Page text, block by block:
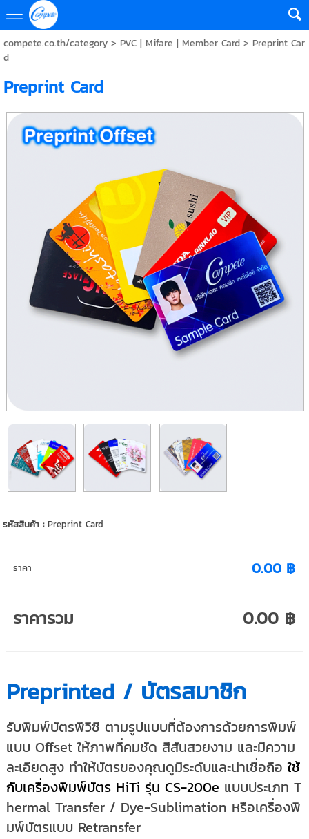
compete.co.th/category> PVC | Mifare | Member Card> Preprint Car
d
Preprint Card
รหัสสินค้า :Preprint Card
ราคา 0.00 ฿
ราคารวม 0.00 ฿
Preprinted / บัตรสมาชิก
รับพิมพ์บัตรพีวีซี ตามรูปแบบที่ต้องการด้วยการพิมพ์
แบบ Offset ให้ภาพที่คมชัด สีสันสวยงาม และมีความ
ละเอียดสูง ทำให้บัตรของคุณดูมีระดับและน่าเชื่อถือใช้
กับเครื่องพิมพ์บัตร HiTi รุ่น CS-200e แบบประเภท T
hermal Transfer / Dye-Sublimation หรือเครื่องพิ
มพ์บัตรแบบ Retransfer